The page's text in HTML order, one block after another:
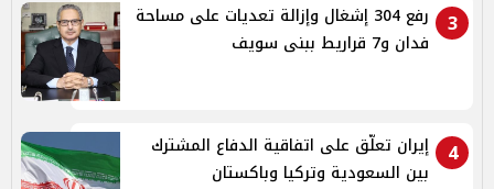
3
رفع 304 إشغال وإزالة تعديات على مساحة
فدان و7 قراريط ببنى سويف
4
إيران تعلّق على اتفاقية الدفاع المشترك
بين السعودية وتركيا وباكستان